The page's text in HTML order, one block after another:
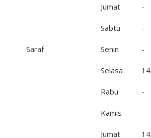
Jumat -
Sabtu -
Saraf Senin -
Selasa
Rabu -
Kamis -
Jumat